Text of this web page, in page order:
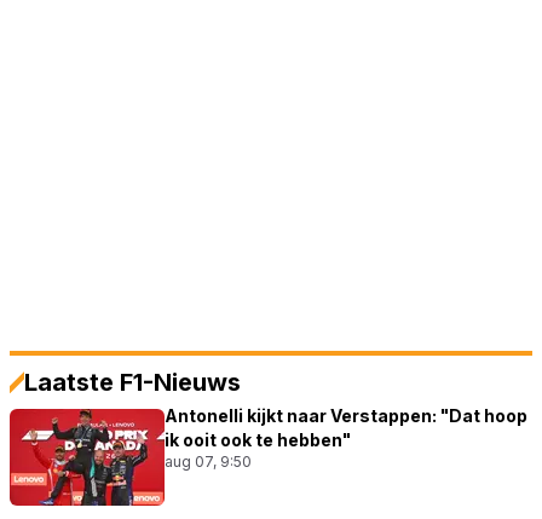
Laatste F1-Nieuws
Antonelli kijkt naar Verstappen: "Dat hoop
ik ooit ook te hebben"
aug 07, 9:50